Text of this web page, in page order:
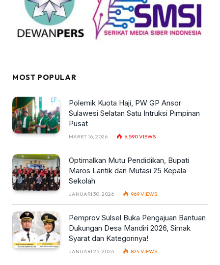
MOST POPULAR
Polemik Kuota Haji, PW GP Ansor
Sulawesi Selatan Satu Intruksi Pimpinan
Pusat
MARET 16, 2026 6,590VIEWS
Optimalkan Mutu Pendidikan, Bupati
Maros Lantik dan Mutasi 25 Kepala
Sekolah
JANUARI 30, 2026 969VIEWS
Pemprov Sulsel Buka Pengajuan Bantuan
Dukungan Desa Mandiri 2026, Simak
Syarat dan Kategorinya!
JANUARI 25, 2026 824VIEWS